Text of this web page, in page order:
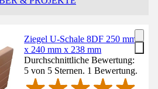
Ziegel U-Schale 8DF 250 mm
x 240 mm x 238 mm
Durchschnittliche Bewertung:
5 von 5 Sternen. 1 Bewertung.